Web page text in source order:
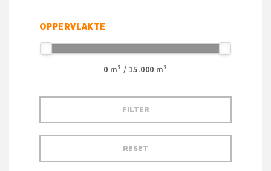
OPPERVLAKTE
0 m² / 15.000 m²